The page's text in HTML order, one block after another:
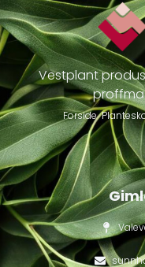
Vestplant
Forside